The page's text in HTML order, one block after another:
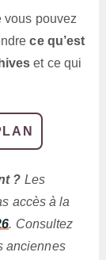
vous pouvez
ce qu’est
et ce qui
? Les
accès à la
. Consultez
anciennes